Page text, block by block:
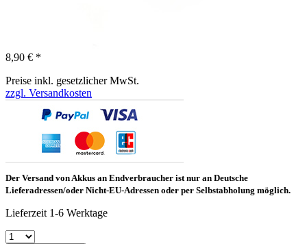
8,90 € *
Preise inkl. gesetzlicher MwSt.
zzgl. Versandkosten
Der Versand von Akkus an Endverbraucher ist nur an Deutsche
Lieferadressen/oder Nicht-EU-Adressen oder per Selbstabholung möglich.
Lieferzeit 1-6 Werktage